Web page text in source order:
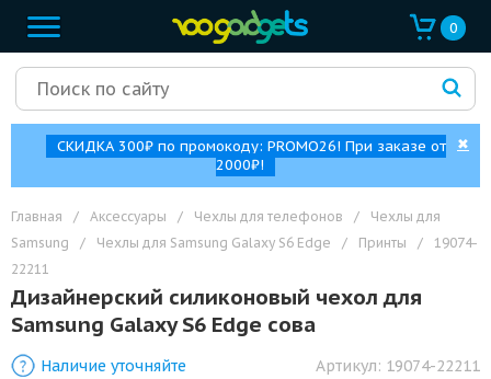
0
СКИДКА 300₽ по промокоду: PROMO26! При заказе от
2000₽!
✖
Главная / Аксессуары / Чехлы для телефонов /
Чехлы для
Samsung
/ Чехлы для Samsung Galaxy S6 Edge / Принты /
19074-
22211
Дизайнерский силиконовый чехол для
Samsung Galaxy S6 Edge сова
Наличие уточняйте Артикул: 19074-22211